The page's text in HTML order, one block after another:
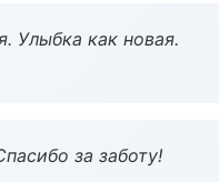
Улыбка как новая.
за заботу!